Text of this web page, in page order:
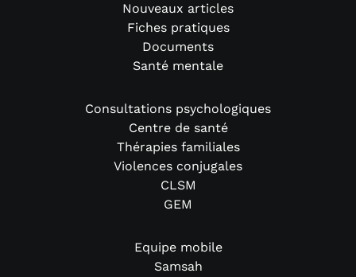
Nouveaux articles
Fiches pratiques
Documents
Santé mentale
Consultations psychologiques
Centre de santé
Thérapies familiales
Violences conjugales
CLSM
GEM
Equipe mobile
Samsah